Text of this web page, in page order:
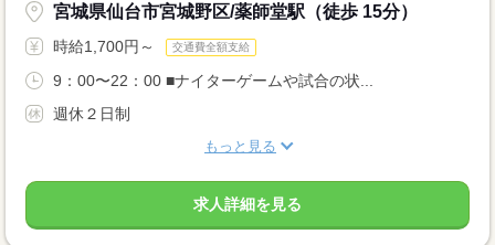
宮城県仙台市宮城野区/薬師堂駅（徒歩 15分）
時給1,700円～ 交通費全額支給
9：00〜22：00 ■ナイターゲームや試合の状...
週休２日制
もっと見る
求人詳細を見る